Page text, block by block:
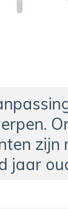
zijn
jaar